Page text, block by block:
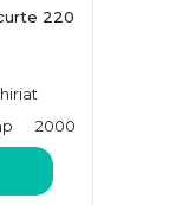
220
2000